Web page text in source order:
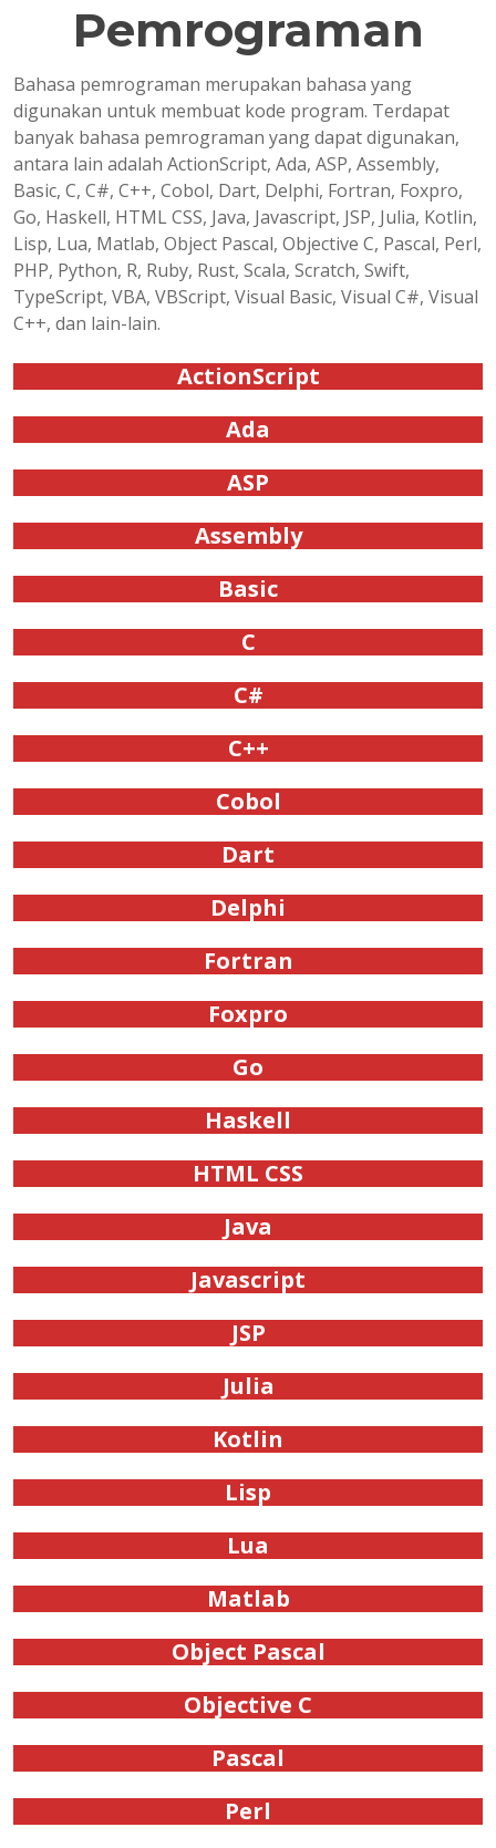
Pemrograman
Bahasa pemrograman merupakan bahasa yang
digunakan untuk membuat kode program. Terdapat
banyak bahasa pemrograman yang dapat digunakan,
antara lain adalah ActionScript, Ada, ASP, Assembly,
Basic, C, C#, C++, Cobol, Dart, Delphi, Fortran, Foxpro,
Go, Haskell, HTML CSS, Java, Javascript, JSP, Julia, Kotlin,
Lisp, Lua, Matlab, Object Pascal, Objective C, Pascal, Perl,
PHP, Python, R, Ruby, Rust, Scala, Scratch, Swift,
TypeScript, VBA, VBScript, Visual Basic, Visual C#, Visual
C++, dan lain-lain.
ActionScript
Ada
ASP
Assembly
Basic
C
C#
C++
Cobol
Dart
Delphi
Fortran
Foxpro
Go
Haskell
HTML CSS
Java
Javascript
JSP
Julia
Kotlin
Lisp
Lua
Matlab
Object Pascal
Objective C
Pascal
Perl